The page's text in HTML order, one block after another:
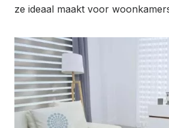
ze ideaal maakt voor